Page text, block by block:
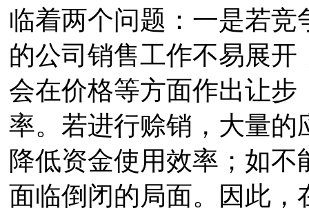
临着两个问题：一是若
的公司销售工作不易展
会在价格等方面作出让
率。若进行赊销，大量
降低资金使用效率；如
面临倒闭的局面。因此